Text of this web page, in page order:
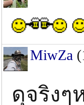
MiwZa
ดุจริง